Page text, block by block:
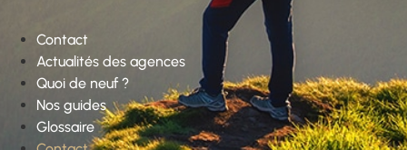
Contact
Actualités des agences
Quoi de neuf ?
Nos guides
Glossaire